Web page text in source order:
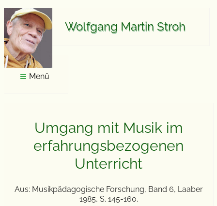
Wolfgang Martin Stroh
Menü
Forschung
Kontakt
Umgang mit Musik im
erfahrungsbezogenen
Unterricht
Aus: Musikpädagogische Forschung, Band 6, Laaber
1985, S. 145-160.